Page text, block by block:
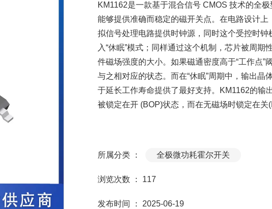
KM1162是一款基于混合信号 CMOS 技术的全
能够提供准确而稳定的磁开关点。在电路设计
拟信号处理电路提供时钟源，同时这个受控时
入“休眠”模式；同样通过这个机制，芯片被周
件磁场强度的大小。如果磁通密度高于“工作点”
与之相对应的状态。而在“休眠”周期中，输出
于延长工作寿命提供了最好支持。KM1162的输
被锁定在开 (BOP)状态，而在无磁场时锁定在关
所属分类 ： 全极微功耗霍尔开关
浏览次数 ： 117
发布时间 ： 2025-06-19